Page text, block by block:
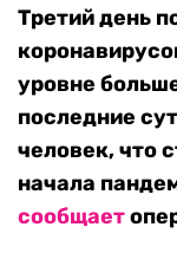
Третий день
уровне
последние
человек, что
начала
сообщает